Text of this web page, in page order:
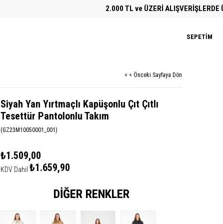
2.000 TL ve ÜZERİ ALIŞVERİŞLERDE
SEPETIM
< < Önceki Sayfaya Dön
Siyah Yan Yırtmaçlı Kapüşonlu Çıt Çıtlı
Tesettür Pantolonlu Takım
(GZ23M10050001_001)
₺1.509,00
KDV Dahil ₺1.659,90
DIĞER RENKLER